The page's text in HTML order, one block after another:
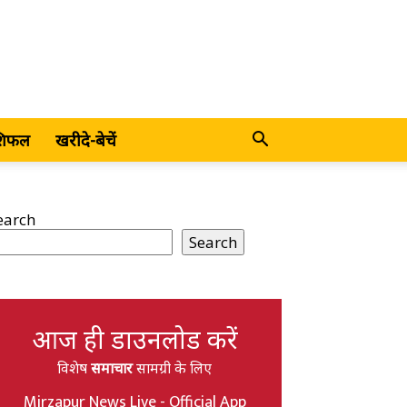
खरीदे-बेचें
Search
आज ही डाउनलोड करें
विशेषसमाचारसामग्री के लिए